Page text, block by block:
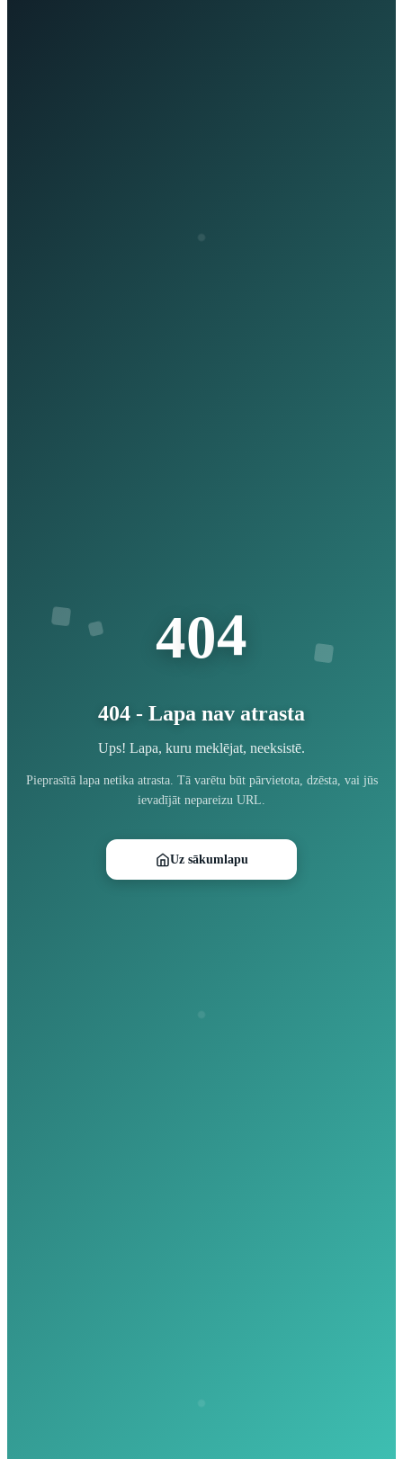
404
404 - Lapa nav atrasta
Ups! Lapa, kuru meklējat, neeksistē.
Pieprasītā lapa netika atrasta. Tā varētu būt pārvietota, dzēsta, vai jūs
ievadījāt nepareizu URL.
Uz sākumlapu